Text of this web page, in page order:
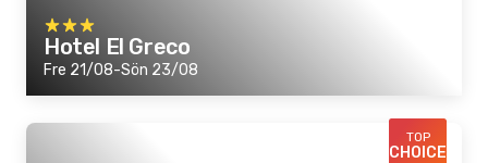
Hotel El Greco
Fre 21/08-Sön 23/08
TOP
CHOICE